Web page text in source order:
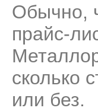
Обычно,
прайс-
сколько
или без.